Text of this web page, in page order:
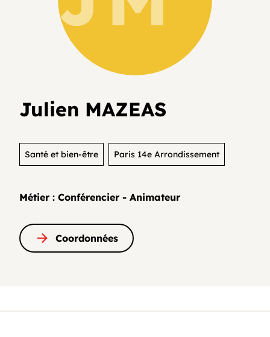
Media et archives
Je suis déjà entrepreneur⸱e
Développer son activité en collectif
Agenda
Actualités
Coopératifs!
Organisme de formation
Contactez-nous
FAQ
Julien MAZEAS
Santé et bien-être Paris 14e Arrondissement
Métier : Conférencier - Animateur
Coordonnées